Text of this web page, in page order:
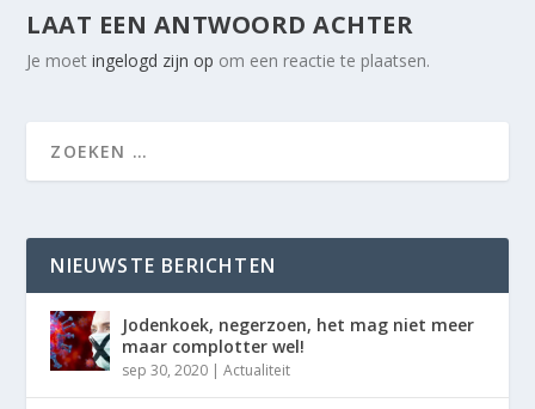
LAAT EEN ANTWOORD ACHTER
Je moetingelogd zijn op om een reactie te plaatsen.
NIEUWSTE BERICHTEN
Jodenkoek, negerzoen, het mag niet meer
maar complotter wel!
sep 30, 2020 |Actualiteit